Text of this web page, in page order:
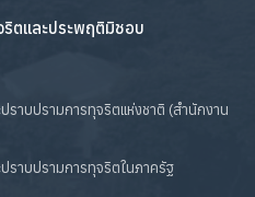
ริตและประพฤติมิชอบ
าบปรามการทุจริตแห่งชาติ (สำนักงาน
าบปรามการทุจริตในภาครัฐ